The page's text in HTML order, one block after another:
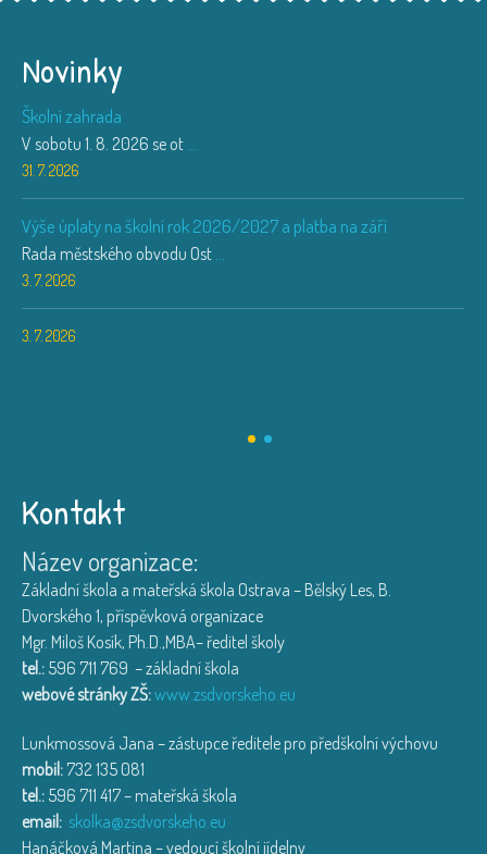
Novinky
Školní zahrada
V sobotu 1. 8. 2026 se ot
31. 7. 2026
Výše úplaty na školní rok 2026/2027 a platba na září
Rada městského obvodu Ost
3. 7. 2026
3. 7. 2026
Kontakt
Název organizace:
Základní škola a mateřská škola Ostrava – Bělský Les, B.
Dvorského 1, příspěvková organizace
Mgr. Miloš Kosík, Ph.D.,MBA– ředitel školy
tel.: 596 711 769 – základní škola
webové stránky ZŠ:www.zsdvorskeho.eu
Lunkmossová Jana – zástupce ředitele pro předškolní výchovu
mobil: 732 135 081
tel.: 596 711 417 – mateřská škola
email: skolka@zsdvorskeho.eu
Hanáčková Martina – vedoucí školní jídelny